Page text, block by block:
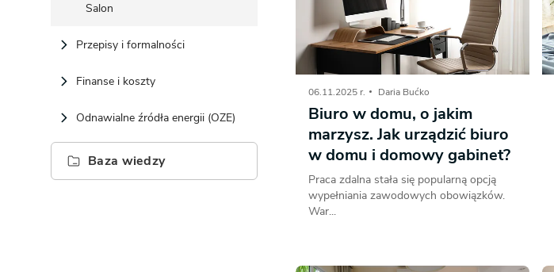
Salon
Przepisy i formalności
Finanse i koszty
Odnawialne źródła energii (OZE)
Baza wiedzy
06.11.2025 r. Daria Bućko
Biuro w domu, o jakim
marzysz. Jak urządzić biuro
w domu i domowy gabinet?
Praca zdalna stała się popularną opcją
wypełniania zawodowych obowiązków.
War...